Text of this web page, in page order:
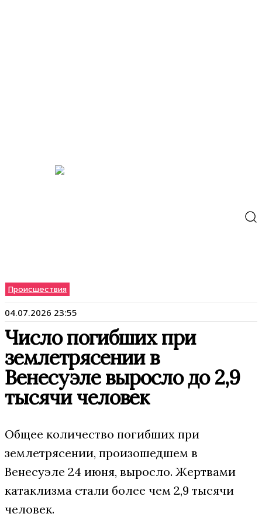
Происшествия
04.07.2026 23:55
Число погибших при
землетрясении в
Венесуэле выросло до 2,9
тысячи человек
Общее количество погибших при
землетрясении, произошедшем в
Венесуэле 24 июня, выросло. Жертвами
катаклизма стали более чем 2,9 тысячи
человек.